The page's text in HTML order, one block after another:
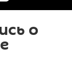
о